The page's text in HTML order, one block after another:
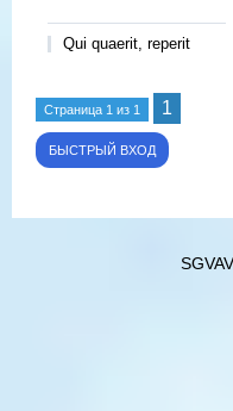
Qui quaerit, reperit
Страница 1 из 1 1